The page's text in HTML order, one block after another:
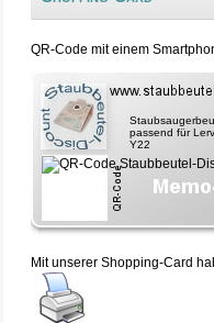
QR-Code mit einem
passend für
Y22
Mit unserer Shopping-Card